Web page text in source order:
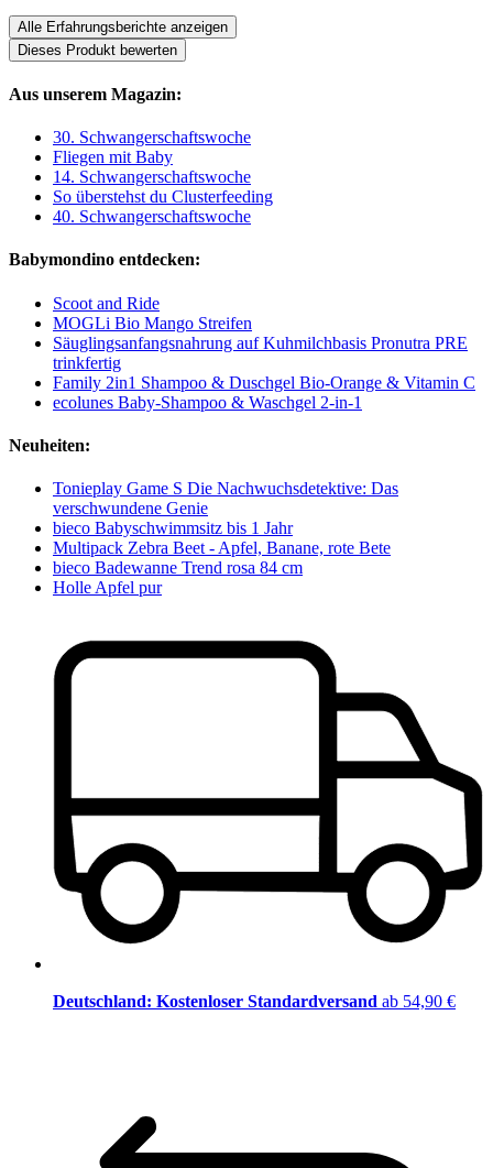
Alle Erfahrungsberichte anzeigen
Dieses Produkt bewerten
Aus unserem Magazin:
30. Schwangerschaftswoche
Fliegen mit Baby
14. Schwangerschaftswoche
So überstehst du Clusterfeeding
40. Schwangerschaftswoche
Babymondino entdecken:
Scoot and Ride
MOGLi Bio Mango Streifen
Säuglingsanfangsnahrung auf Kuhmilchbasis Pronutra PRE
trinkfertig
Family 2in1 Shampoo & Duschgel Bio-Orange & Vitamin C
ecolunes Baby-Shampoo & Waschgel 2-in-1
Neuheiten:
Tonieplay Game S Die Nachwuchsdetektive: Das
verschwundene Genie
bieco Babyschwimmsitz bis 1 Jahr
Multipack Zebra Beet - Apfel, Banane, rote Bete
bieco Badewanne Trend rosa 84 cm
Holle Apfel pur
Deutschland: Kostenloser Standardversand ab 54,90 €